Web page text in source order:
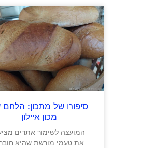
סיפורו של מתכון:
מכון איילון
המועצה לשימור אתרים
את טעמי מורשת שהיא